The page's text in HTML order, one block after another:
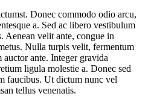
Donec commodo odio arcu,
a. Sed ac libero vestibulum
Aenean velit ante, congue in
Nulla turpis velit, fermentum
auctor ante. Integer gravida
ligula molestie a. Donec sed
faucibus. Ut dictum nunc vel
tellus venenatis.